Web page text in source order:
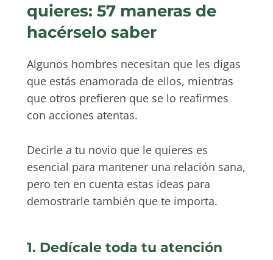
quieres: 57 maneras de
hacérselo saber
Algunos hombres necesitan que les digas
que estás enamorada de ellos, mientras
que otros prefieren que se lo reafirmes
con acciones atentas.
Decirle a tu novio que le quieres es
esencial para mantener una relación sana,
pero ten en cuenta estas ideas para
demostrarle también que te importa.
1. Dedícale toda tu atención